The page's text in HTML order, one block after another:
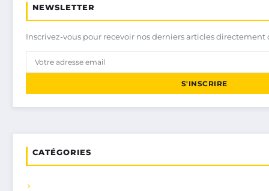
NEWSLETTER
Inscrivez-vous pour recevoir nos derniers articles
S'INSCRIRE
CATÉGORIES